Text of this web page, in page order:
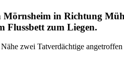
in Richtung
Flussbett zum Liegen.
zwei Tatverdächtige